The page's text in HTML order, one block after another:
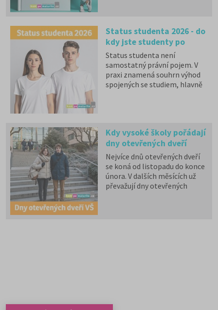
Status studenta 2026 - do
kdy jste studenty po
maturitě?
Status studenta není
samostatný právní pojem. V
praxi znamená souhrn výhod
spojených se studiem, hlavně
Kdy vysoké školy pořádají
dny otevřených dveří
Nejvíce dnů otevřených dveří
se koná od listopadu do konce
února. V dalších měsících už
převažují dny otevřených